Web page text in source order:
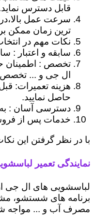
قابل دسترس
سرعت عمل
ترین زمان ممکن
نکات مهم در
سابقه و اعتبار :
تخصص : اطمینان
ال جی و ... تخصص
هزینه تعمیرات:
حاصل نمایید.
دسترسی آسان : به
خدمات پس از
با در نظر گرفتن این
نمایندگی تعمیر
لباسشویی های ال جی
برنامه های شستشو،
مصرف آب و ... مواجه